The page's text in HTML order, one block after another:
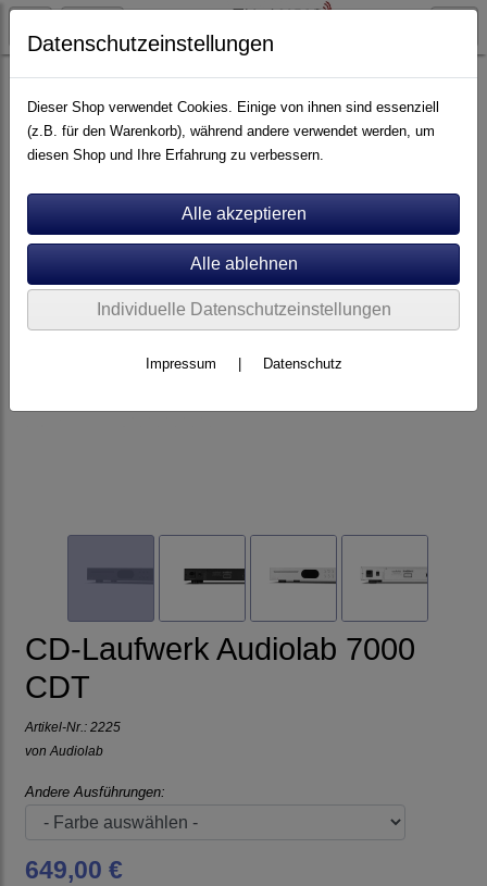
Artikel nach Marken A - E Audiolab
CD-Laufwerk Audiolab 7000
CDT
Artikel-Nr.: 2225
von Audiolab
Andere Ausführungen:
649,00 €
Datenschutzeinstellungen
Dieser Shop verwendet Cookies. Einige von ihnen sind essenziell
(z.B. für den Warenkorb), während andere verwendet werden, um
diesen Shop und Ihre Erfahrung zu verbessern.
Individuelle Datenschutzeinstellungen
Impressum Datenschutz